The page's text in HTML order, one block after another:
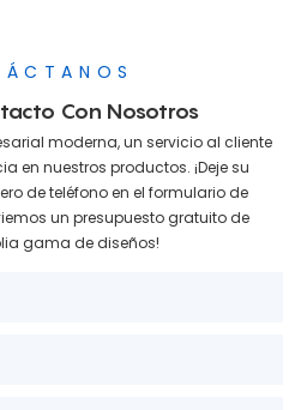
Con Nosotros
moderna, un servicio al cliente
en nuestros productos. ¡Deje su
de teléfono en el formulario de
un presupuesto gratuito de
gama de diseños!